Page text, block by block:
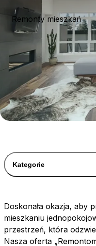
Remonty mieszkań
Kategorie
Doskonała okazja, aby
mieszkaniu
przestrzeń, która
Nasza oferta